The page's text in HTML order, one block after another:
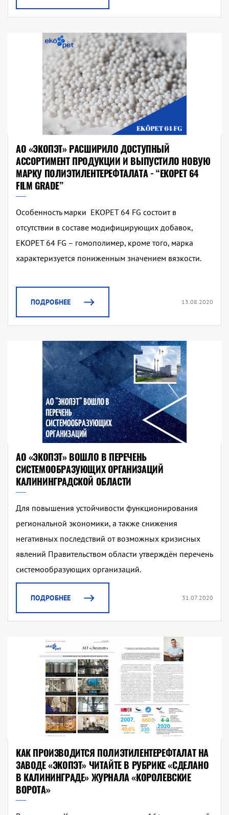
АО «ЭКОПЭТ» РАСШИРИЛО ДОСТУПНЫЙ
АССОРТИМЕНТ ПРОДУКЦИИ И ВЫПУСТИЛО НОВУЮ
МАРКУ ПОЛИЭТИЛЕНТЕРЕФТАЛАТА - “EKOPET 64
FILM GRADE”
Особенность марки EKOPET 64 FG состоит в
отсутствии в составе модифицирующих добавок,
EKOPET 64 FG – гомополимер, кроме того, марка
характеризуется пониженным значением вязкости.
ПОДРОБНЕЕ 13.08.2020
АО «ЭКОПЭТ» ВОШЛО В ПЕРЕЧЕНЬ
СИСТЕМООБРАЗУЮЩИХ ОРГАНИЗАЦИЙ
КАЛИНИНГРАДСКОЙ ОБЛАСТИ
Для повышения устойчивости функционирования
региональной экономики, а также снижения
негативных последствий от возможных кризисных
явлений Правительством области утверждён перечень
системообразующих организаций.
ПОДРОБНЕЕ 31.07.2020
КАК ПРОИЗВОДИТСЯ ПОЛИЭТИЛЕНТЕРЕФТАЛАТ НА
ЗАВОДЕ «ЭКОПЭТ» ЧИТАЙТЕ В РУБРИКЕ «СДЕЛАНО
В КАЛИНИНГРАДЕ» ЖУРНАЛА «КОРОЛЕВСКИЕ
ВОРОТА»